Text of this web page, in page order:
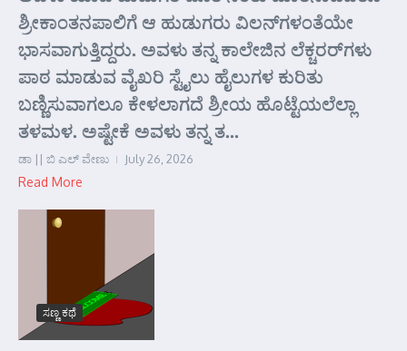
ಶ್ರೀಕಾಂತನಪಾಲಿಗೆ ಆ ಹುಡುಗರು ವಿಲನ್‌ಗಳಂತೆಯೇ
ಭಾಸವಾಗುತ್ತಿದ್ದರು. ಅವಳು ತನ್ನ ಕಾಲೇಜಿನ ಲೆಕ್ಚರರ್‌ಗಳು
ಪಾಠ ಮಾಡುವ ವೈಖರಿ ಸ್ಟೈಲು ಹೈಲುಗಳ ಕುರಿತು
ಬಣ್ಣಿಸುವಾಗಲೂ ಕೇಳಲಾಗದೆ ಶ್ರೀಯ ಹೊಟ್ಟೆಯಲೆಲ್ಲಾ
ತಳಮಳ. ಅಷ್ಟೇಕೆ ಅವಳು ತನ್ನ ತ...
ಡಾ || ಬಿ ಎಲ್ ವೇಣು July 26, 2026
Read More
ಸಣ್ಣ ಕಥೆ